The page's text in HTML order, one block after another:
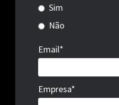
Sim
Não
Email*
Empresa*